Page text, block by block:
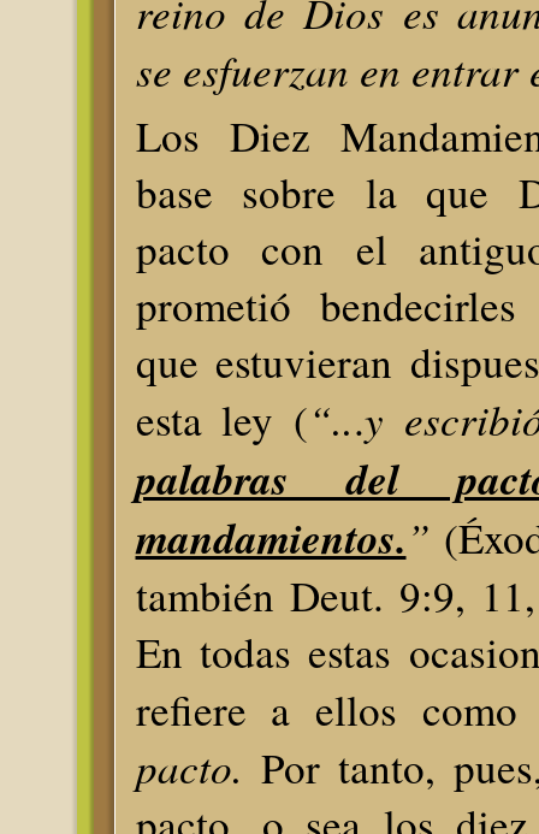
reino de Dios es
se esfuerzan en entrar
Los Diez
base sobre la que
pacto con el
prometió
que estuvieran
esta ley (“...y
palabras del
mandamientos.”
también Deut. 9:9,
En todas estas
refiere a ellos
pacto. Por tanto,